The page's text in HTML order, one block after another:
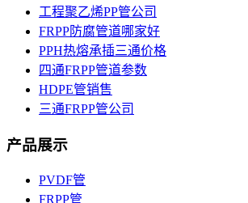
工程聚乙烯PP管公司
FRPP防腐管道哪家好
PPH热熔承插三通价格
四通FRPP管道参数
HDPE管销售
三通FRPP管公司
产品展示
PVDF管
FRPP管